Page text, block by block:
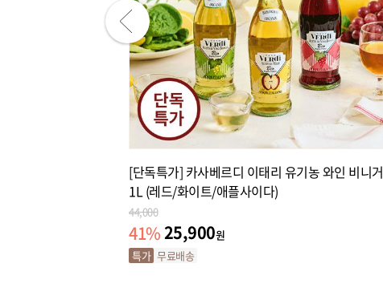
[단독특가] 카사베르디 이태리 유기농 와인 비니거
1L (레드/화이트/애플사이다)
44,000
41%25,900원
특가 무료배송